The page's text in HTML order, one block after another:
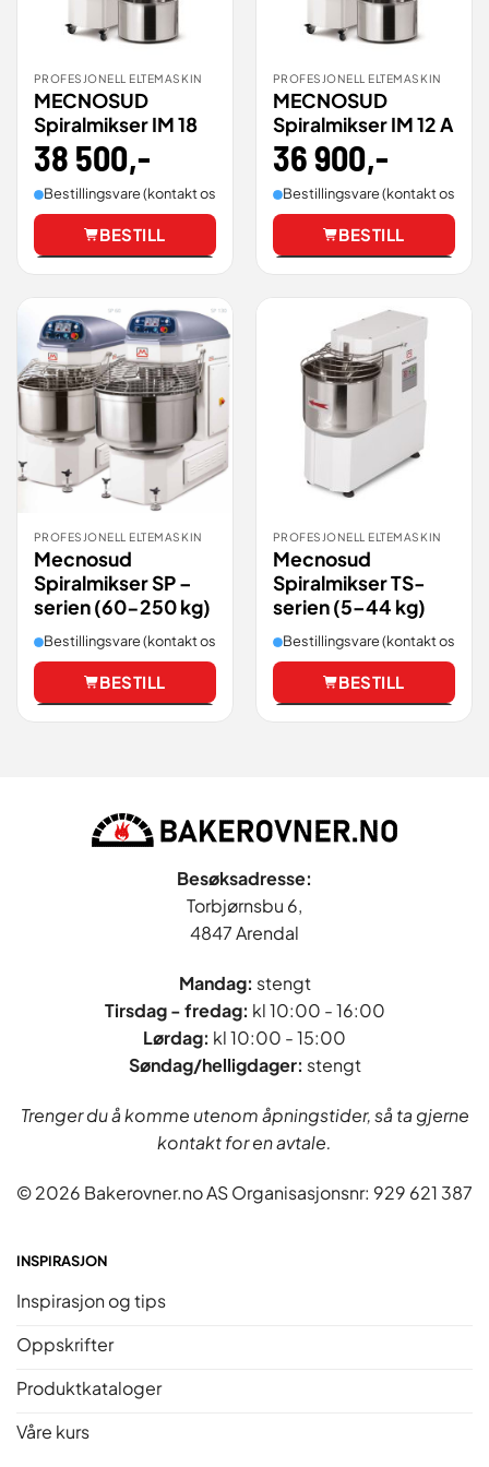
PROFESJONELL ELTEMASKIN
MECNOSUD
Spiralmikser IM 18
38 500,-
Bestillingsvare (kontakt oss for leveringstid).
BESTILL
PROFESJONELL ELTEMASKIN
MECNOSUD
Spiralmikser IM 12 A
36 900,-
Bestillingsvare (kontakt oss for
BESTILL
PROFESJONELL ELTEMASKIN
Mecnosud
Spiralmikser SP –
serien (60-250 kg)
Bestillingsvare (kontakt oss for leveringstid).
BESTILL
PROFESJONELL ELTEMASKIN
Mecnosud
Spiralmikser TS-
serien (5–44 kg)
Bestillingsvare (kontakt oss for
BESTILL
Besøksadresse:
Torbjørnsbu 6,
4847 Arendal
Mandag: stengt
Tirsdag - fredag: kl 10:00 - 16:00
Lørdag: kl 10:00 - 15:00
Søndag/helligdager: stengt
Trenger du å komme utenom åpningstider, så ta gjerne
kontakt for en avtale.
© 2026 Bakerovner.no AS Organisasjonsnr: 929 621 387
INSPIRASJON
Inspirasjon og tips
Oppskrifter
Produktkataloger
Våre kurs